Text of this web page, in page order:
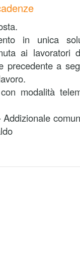
in unica
ai lavoratori
precedente a
modalità